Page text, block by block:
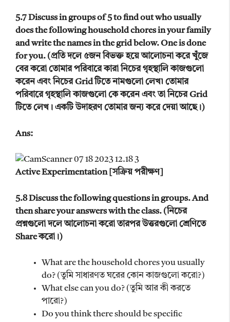
5.7 Discuss in groups of 5 to find out who usually
does the following household chores in your family
and write the names in the grid below. One is done
for you. (প্রতি দলে ৫জন বিভক্ত হয়ে আলোচনা করে খুঁজে
বের করো তোমার পরিবারে কারা নিচের গৃহস্থালি কাজগুলো
করেন এবং নিচের Grid টিতে নামগুলো লেখ৷ তোমার
পরিবারে গৃহস্থালি কাজগুলো কে করেন এবং তা নিচের Grid
টিতে লেখ। একটি উদাহরণ তোমার জন্য করে দেয়া আছে।)
Ans:
Active Experimentation [সক্রিয় পরীক্ষণ]
5.8 Discuss the following questions in groups. And
then share your answers with the class. (নিচের
প্রশ্নগুলো দলে আলোচনা করো তারপর উত্তরগুলো শ্রেণিতে
Share করো।)
What are the household chores you usually
do? (তুমি সাধারণত ঘরের কোন কাজগুলো করো?)
What else can you do? (তুমি আর কী করতে
পারো?)
Do you think there should be specific